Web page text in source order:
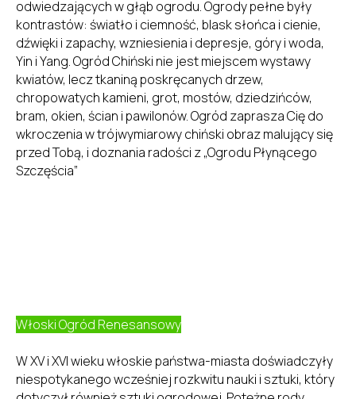
odwiedzających w głąb ogrodu. Ogrody pełne były
kontrastów: światło i ciemność, blask słońca i cienie,
dźwięki i zapachy, wzniesienia i depresje, góry i woda,
Yin i Yang. Ogród Chiński nie jest miejscem wystawy
kwiatów, lecz tkaniną poskręcanych drzew,
chropowatych kamieni, grot, mostów, dziedzińców,
bram, okien, ścian i pawilonów. Ogród zaprasza Cię do
wkroczenia w trójwymiarowy chiński obraz malujący się
przed Tobą, i doznania radości z „Ogrodu Płynącego
Szczęścia”
Włoski Ogród Renesansowy
W XV i XVI wieku włoskie państwa-miasta doświadczyły
niespotykanego wcześniej rozkwitu nauki i sztuki, który